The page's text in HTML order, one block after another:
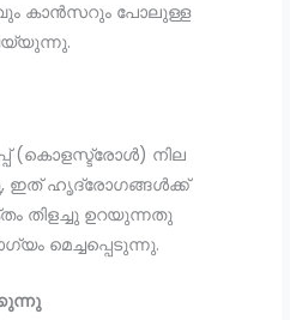
കാൻസറും പോലുള്ള
(കൊളസ്ട്രോൾ) നില
ഇത് ഹൃദ്രോഗങ്ങൾക്ക്
തിളച്ചു ഉറയുന്നതു
മെച്ചപ്പെടുന്നു.